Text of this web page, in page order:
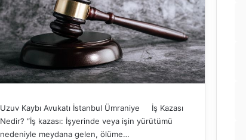
Uzuv Kaybı Avukatı İstanbul Ümraniye İş Kazası
Nedir? “İş kazası: İşyerinde veya işin yürütümü
nedeniyle meydana gelen, ölüme…